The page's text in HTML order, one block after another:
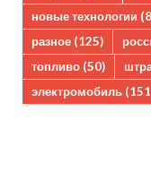
новые технологии
разное (125)
топливо (50)
электромобиль